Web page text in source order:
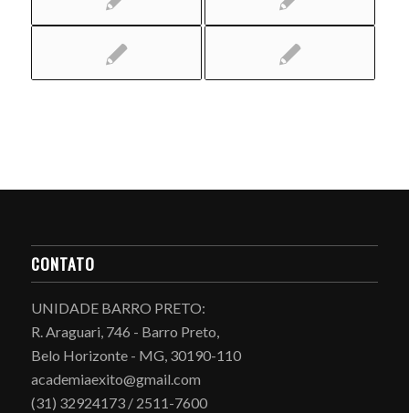
CONTATO
UNIDADE BARRO PRETO:
R. Araguari, 746 - Barro Preto,
Belo Horizonte - MG, 30190-110
academiaexito@gmail.com
(31) 32924173 / 2511-7600